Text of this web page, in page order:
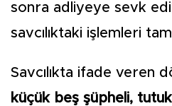
sonra adliyeye sevk
savcılıktaki işlemleri
Savcılıkta ifade veren
küçük beş şüpheli,